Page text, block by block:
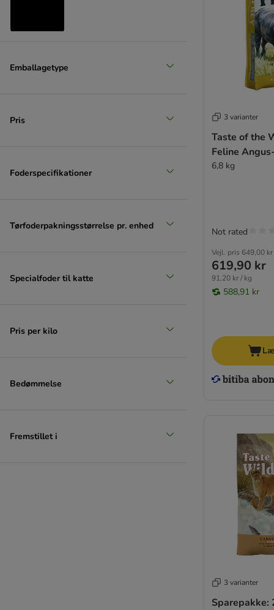
(8)
Emballagetype
Pris
Foderspecifikationer
Tørfoderpakningsstørrelse pr. enhed
Specialfoder til katte
Pris per kilo
Bedømmelse
Fremstillet i
3 varianter
Taste of the
Feline
6,8 kg
Vejl. pris 649,00 kr
619,90 kr
91,20 kr / kg
588,91 kr
Not rated
3 varianter
Sparepakke: